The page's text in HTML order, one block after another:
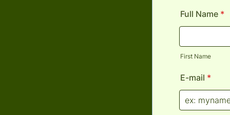
Full Name *
First Name
E-mail *